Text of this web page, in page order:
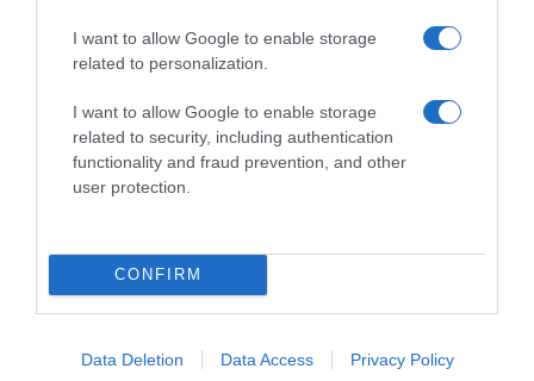
I want to allow Google to enable storage
related to personalization.
I want to allow Google to enable storage
related to security, including authentication
functionality and fraud prevention, and other
user protection.
CONFIRM
Data Deletion Data Access Privacy Policy
Τηλεοπτικά
«Μαγειρέματα»,
Αλλαγών: Η Εβδομάδα
«Τυπολογίες» στο
YouTube: Ο Δήμος
Βερύκιος ανοίγει τα